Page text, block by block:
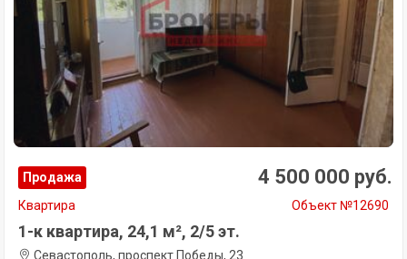
Продажа 4 500 000 руб.
Квартира Объект №12690
1-к квартира, 24,1 м², 2/5 эт.
Севастополь, проспект Победы, 23